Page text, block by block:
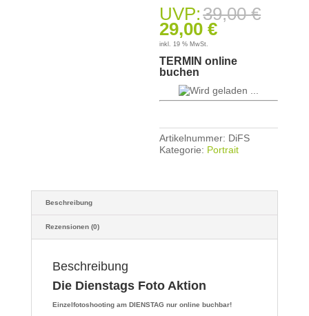
UVP:39,00€
29,00€Aktueller
Preis
ist:
29,00 €.
inkl. 19 % MwSt.
TERMIN online
buchen
Artikelnummer: DiFS
Kategorie: Portrait
Beschreibung
Rezensionen (0)
Beschreibung
Die Dienstags Foto Aktion
Einzelfotoshooting am DIENSTAG nur online buchbar!